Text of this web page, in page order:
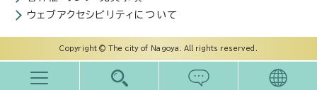
ウェブアクセシビリティについて
Copyright © The city of Nagoya. All rights reserved.